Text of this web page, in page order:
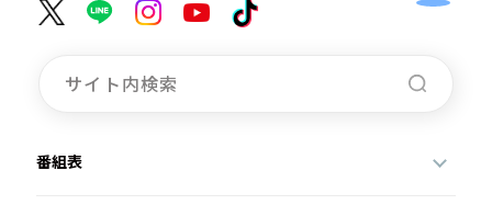
番組表